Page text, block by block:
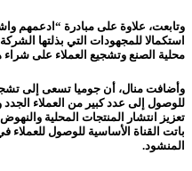
وتابعت، علاوة على مبادرة “ادعمهم
استكمالا للمجهودات التي بذلتها
محلية الصنع وتشجيع العملاء على شراء
وأضافت منال، أن جوميا تسعى إلى
للوصول إلى عدد كبير من العملاء
تعزيز انتشار المنتجات المحلية
باتت القناة الأساسية للوصول للعملاء
المنشود.